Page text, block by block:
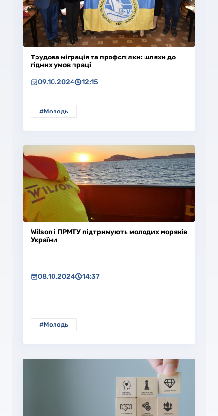
Трудова міграція та профспілки: шляхи до
гідних умов праці
09.10.2024 12:15
#Молодь
Wilson і ПРМТУ підтримують молодих моряків
України
08.10.2024 14:37
#Молодь